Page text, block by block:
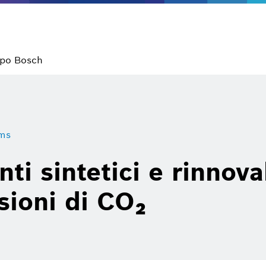
Bosch
sintetici e
di CO₂